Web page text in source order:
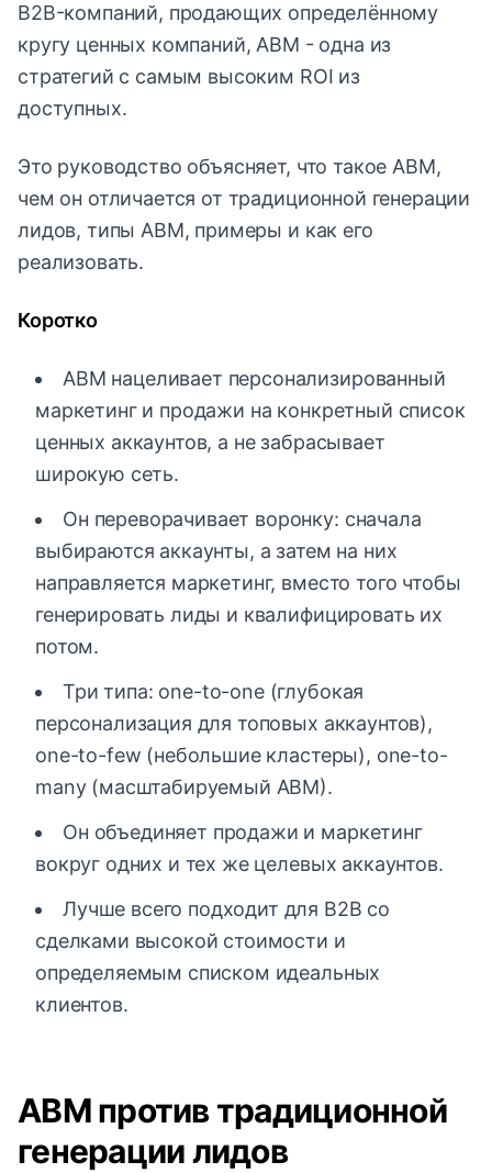
B2B-компаний, продающих определённому
кругу ценных компаний, ABM - одна из
стратегий с самым высоким ROI из
доступных.
Это руководство объясняет, что такое ABM,
чем он отличается от традиционной генерации
лидов, типы ABM, примеры и как его
реализовать.
Коротко
ABM нацеливает персонализированный
маркетинг и продажи на конкретный список
ценных аккаунтов, а не забрасывает
широкую сеть.
Он переворачивает воронку: сначала
выбираются аккаунты, а затем на них
направляется маркетинг, вместо того чтобы
генерировать лиды и квалифицировать их
потом.
Три типа: one-to-one (глубокая
персонализация для топовых аккаунтов),
one-to-few (небольшие кластеры), one-to-
many (масштабируемый ABM).
Он объединяет продажи и маркетинг
вокруг одних и тех же целевых аккаунтов.
Лучше всего подходит для B2B со
сделками высокой стоимости и
определяемым списком идеальных
клиентов.
ABM против традиционной
генерации лидов